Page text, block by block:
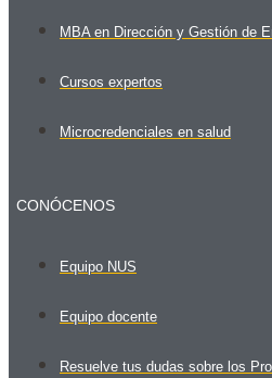
MBA en Dirección y Gestión de
Cursos expertos
Microcredenciales en salud
CONÓCENOS
Equipo NUS
Equipo docente
Resuelve tus dudas sobre los